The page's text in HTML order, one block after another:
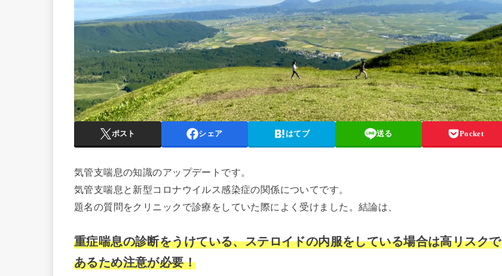
ポスト シェア はてブ 送る Pocket
気管支喘息の知識のアップデートです。
気管支喘息と新型コロナウイルス感染症の関係についてです。
題名の質問をクリニックで診療をしていた際によく受けました。結論は、
重症喘息の診断をうけている、ステロイドの内服をしている場合は高リスクで
あるため注意が必要！